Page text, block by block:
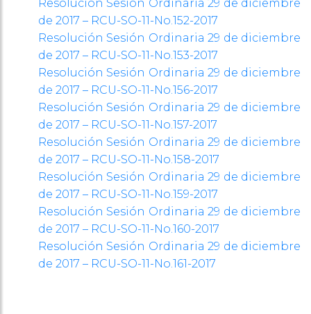
Resolución Sesión Ordinaria 29 de diciembre
de 2017 – RCU-SO-11-No.152-2017
Resolución Sesión Ordinaria 29 de diciembre
de 2017 – RCU-SO-11-No.153-2017
Resolución Sesión Ordinaria 29 de diciembre
de 2017 – RCU-SO-11-No.156-2017
Resolución Sesión Ordinaria 29 de diciembre
de 2017 – RCU-SO-11-No.157-2017
Resolución Sesión Ordinaria 29 de diciembre
de 2017 – RCU-SO-11-No.158-2017
Resolución Sesión Ordinaria 29 de diciembre
de 2017 – RCU-SO-11-No.159-2017
Resolución Sesión Ordinaria 29 de diciembre
de 2017 – RCU-SO-11-No.160-2017
Resolución Sesión Ordinaria 29 de diciembre
de 2017 – RCU-SO-11-No.161-2017